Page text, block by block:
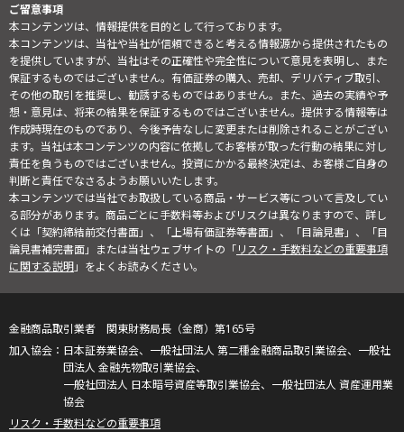
ご留意事項
本コンテンツは、情報提供を目的として行っております。
本コンテンツは、当社や当社が信頼できると考える情報源から提供されたもの
を提供していますが、当社はその正確性や完全性について意見を表明し、また
保証するものではございません。有価証券の購入、売却、デリバティブ取引、
その他の取引を推奨し、勧誘するものではありません。また、過去の実績や予
想・意見は、将来の結果を保証するものではございません。提供する情報等は
作成時現在のものであり、今後予告なしに変更または削除されることがござい
ます。当社は本コンテンツの内容に依拠してお客様が取った行動の結果に対し
責任を負うものではございません。投資にかかる最終決定は、お客様ご自身の
判断と責任でなさるようお願いいたします。
本コンテンツでは当社でお取扱している商品・サービス等について言及してい
る部分があります。商品ごとに手数料等およびリスクは異なりますので、詳し
くは「契約締結前交付書面」、「上場有価証券等書面」、「目論見書」、「目
論見書補完書面」または当社ウェブサイトの「リスク・手数料などの重要事項
に関する説明」をよくお読みください。
金融商品取引業者 関東財務局長（金商）第165号
日本証券業協会、一般社団法人 第二種金融商品取引業協会、一般社
団法人 金融先物取引業協会、
一般社団法人 日本暗号資産等取引業協会、一般社団法人 資産運用業
協会
リスク・手数料などの重要事項